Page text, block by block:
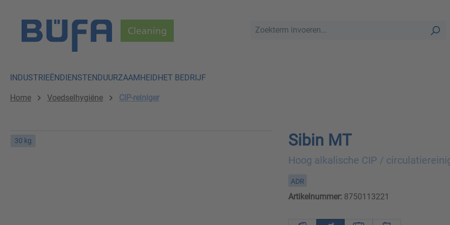
INDUSTRIEËNDIENSTENDUURZAAMHEIDHET BEDRIJF
Home Voedselhygiëne CIP-reiniger
30 kg Sibin MT
Hoog alkalische CIP /
ADR
Artikelnummer:8750113221